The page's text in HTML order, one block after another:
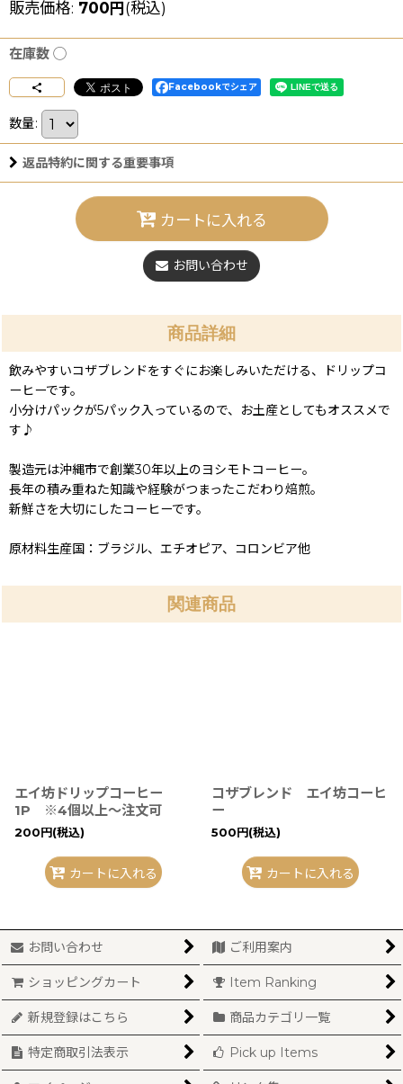
販売価格: 700円(税込)
在庫数 ◯
Facebookでシェア
数量:
返品特約に関する重要事項
カートに入れる
お問い合わせ
商品詳細
飲みやすいコザブレンドをすぐにお楽しみいただける、ドリップコ
ーヒーです。
小分けパックが5パック入っているので、お土産としてもオススメで
す♪
製造元は沖縄市で創業30年以上のヨシモトコーヒー。
長年の積み重ねた知識や経験がつまったこだわり焙煎。
新鮮さを大切にしたコーヒーです。
原材料生産国：ブラジル、エチオピア、コロンビア他
関連商品
エイ坊ドリップコーヒー
1P ※4個以上〜注文可
200円(税込)
カートに入れる
コザブレンド エイ坊コーヒ
ー
500円(税込)
カートに入れる
お問い合わせ ご利用案内
ショッピングカート Item Ranking
新規登録はこちら 商品カテゴリ一覧
特定商取引法表示 Pick up Items